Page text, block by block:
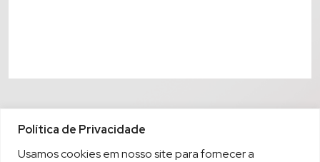
Política de Privacidade
Usamos cookies em nosso site para fornecer a